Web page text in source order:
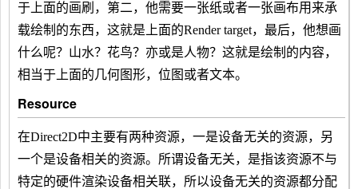
于上面的画刷，第二，他需要一张纸或者一张画布用来承
载绘制的东西，这就是上面的Render target，最后，他想画
什么呢？山水？花鸟？亦或是人物？这就是绘制的内容，
相当于上面的几何图形，位图或者文本。
Resource
在Direct2D中主要有两种资源，一是设备无关的资源，另
一个是设备相关的资源。所谓设备无关，是指该资源不与
特定的硬件渲染设备相关联，所以设备无关的资源都分配